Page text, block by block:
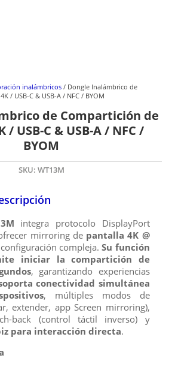
inalámbricos / Dongle Inalámbrico de
/ USB-C & USB-A / NFC / BYOM
de Compartición de
/ USB-C & USB-A / NFC /
BYOM
SKU: WT13M
integra protocolo DisplayPort
mirroring de pantalla 4K @
compleja.Su función
iniciar la compartición de
, garantizando experiencias
conectividad simultánea
, múltiples modos de
extender, app Screen mirroring),
back (control táctil inverso) y
para interacción directa.